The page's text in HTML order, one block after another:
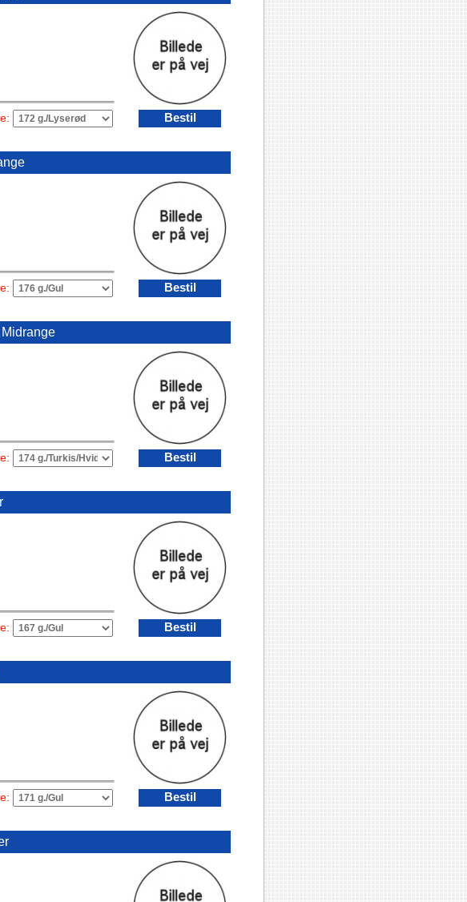
Bestil
Bestil
Midrange
Bestil
Bestil
Bestil